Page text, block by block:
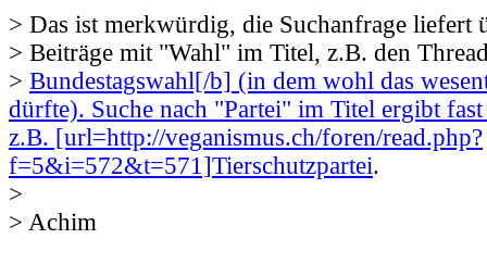
> Das ist merkwürdig, die Suchanfrage liefert
> Beiträge mit "Wahl" im Titel, z.B. den
> Bundestagswahl[/b] (in dem wohl das
dürfte). Suche nach "Partei" im Titel ergibt
z.B. [url=http://veganismus.ch/foren/read.php?
f=5&i=572&t=571]Tierschutzpartei.
>
> Achim